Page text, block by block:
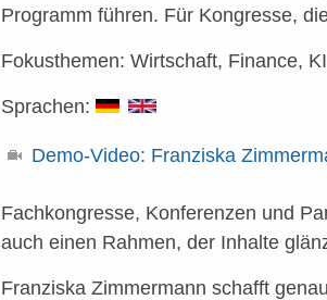
Programm führen. Für Kongresse,
Fokusthemen: Wirtschaft, Finance,
Sprachen:
Demo-Video: Franziska
Fachkongresse, Konferenzen und
auch einen Rahmen, der Inhalte
Franziska Zimmermann schafft